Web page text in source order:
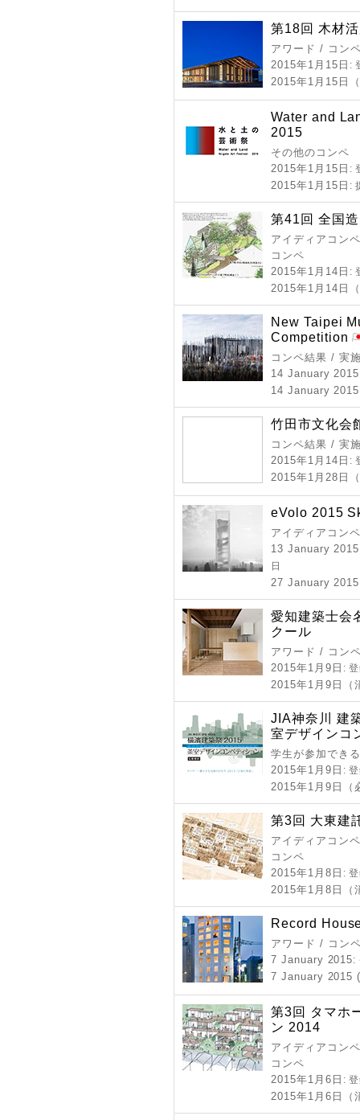
第18回 木材
アワード / コン
2015年1月15日 :
2015年1月15日
Water and
2015
その他のコンペ
2015年1月15日 :
2015年1月15日 :
第41回 全国
アイディアコン
コンペ
2015年1月14日 :
2015年1月14日
New Taipei
Competition
コンペ結果 / 実
14 January 2015
14 January 2015
竹田市文化会
コンペ結果 / 実
2015年1月14日 :
2015年1月28日
eVolo 2015
アイディアコン
13 January
日
27 January
愛知建築士会
クール
アワード / コン
2015年1月9日 :
2015年1月9日（
JIA神奈川 建
室デザインコ
学生が参加でき
2015年1月9日 :
2015年1月9日（
第3回 大東建
アイディアコン
コンペ
2015年1月8日 :
2015年1月8日（
Record
アワード / コン
7 January 2015:
7 January 2015
第3回 タマホ
ン 2014
アイディアコン
コンペ
2015年1月6日 :
2015年1月6日（